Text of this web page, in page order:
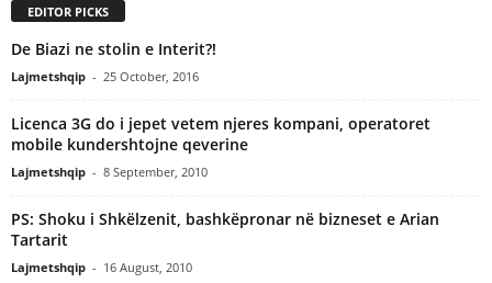
EDITOR PICKS
De Biazi ne stolin e Interit?!
Lajmetshqip - 25 October, 2016
Licenca 3G do i jepet vetem njeres kompani, operatoret
mobile kundershtojne qeverine
Lajmetshqip - 8 September, 2010
PS: Shoku i Shkëlzenit, bashkëpronar në bizneset e Arian
Tartarit
Lajmetshqip - 16 August, 2010